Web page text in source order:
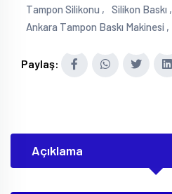
Tampon Silikonu ,
Silikon Baskı ,
Ankara Tampon Baskı Makinesi ,
Paylaş:
Açıklama